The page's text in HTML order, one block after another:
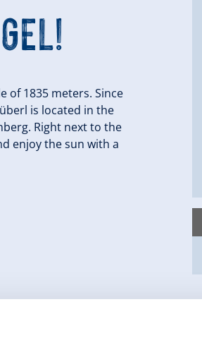
of 1835 meters. Since
is located in the
Right next to the
enjoy the sun with a